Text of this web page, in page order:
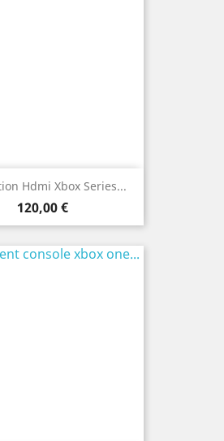
Hdmi Xbox Series...
Prix
120,00 €